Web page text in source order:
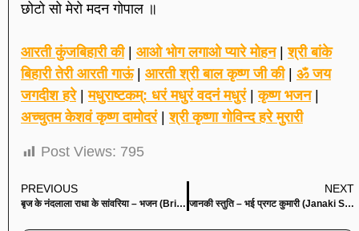
छोटो सो मेरो मदन गोपाल ॥
आरती कुंजबिहारी की| आओ भोग लगाओ प्यारे मोहन|श्री बांके
बिहारी तेरी आरती गाऊं| आरती श्री बाल कृष्ण जी की| ॐ जय
जगदीश हरे|मधुराष्टकम्: धरं मधुरं वदनं मधुरं|कृष्ण भजन|
अच्चुतम केशवं कृष्ण दामोदरं|श्री कृष्णा गोविन्द हरे मुरारी
Post Views: 795
PREVIOUS
बृज के नंदलाला राधा के सांवरिया – भजन (Brij Ke Nandlala Radha Ke Sanwariya)
NEXT
जानकी स्तुति – भई प्रगट कुमारी (Janaki Stuti – Bhai Pragat Kumari)